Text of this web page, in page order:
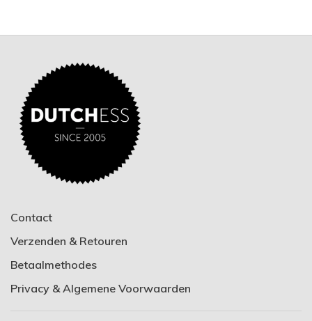
Contact
Verzenden & Retouren
Betaalmethodes
Privacy & Algemene Voorwaarden